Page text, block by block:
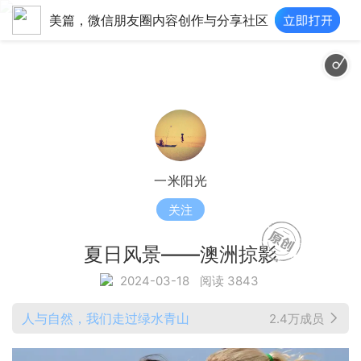
美篇，微信朋友圈内容创作与分享社区
一米阳光
关注
夏日风景——澳洲掠影
2024-03-18 阅读 3843
人与自然，我们走过绿水青山 2.4万成员
欢快一夏-